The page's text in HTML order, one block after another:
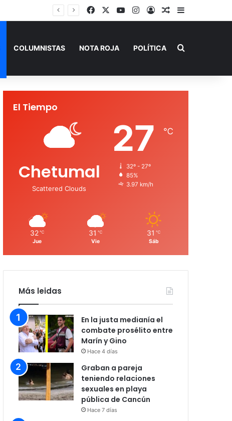
FacebookYouTubeInstagram
AccesoPublicación al
Barra lateral
COLUMNISTAS NOTA ROJA POLÍTICA Buscar por
El Tiempo
Chetumal
Scattered Clouds
27 ℃
32º - 27º
85%
3.97 km/h
32 ℃
Jue
31 ℃
Vie
31 ℃
Sáb
Más leidas
En la justa medianía el
combate prosélito entre
Marín y Gino
Hace 4 días
Graban a pareja
teniendo relaciones
sexuales en playa
pública de Cancún
Hace 7 días